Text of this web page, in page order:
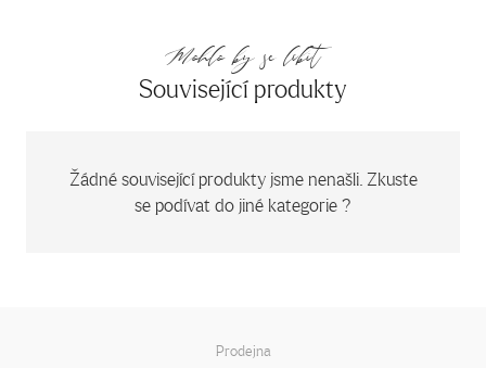
Mohlo by se líbit
Související produkty
Žádné související produkty jsme nenašli. Zkuste
se podívat do jiné kategorie ?
Prodejna